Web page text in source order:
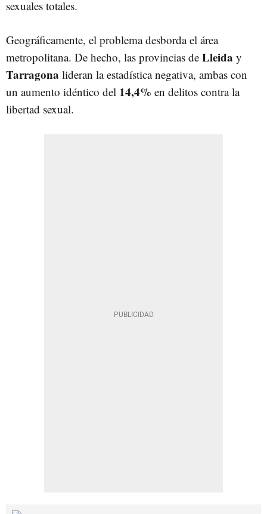
sexuales totales.
Geográficamente, el problema desborda el área
metropolitana. De hecho, las provincias de Lleida y
Tarragona lideran la estadística negativa, ambas con
un aumento idéntico del 14,4% en delitos contra la
libertad sexual.